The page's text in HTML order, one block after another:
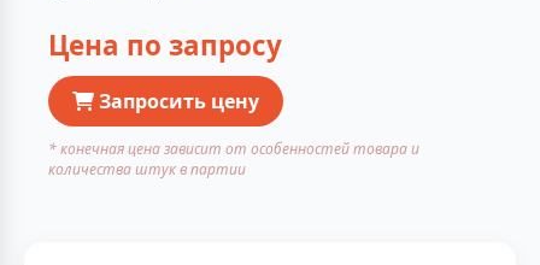
Цена по запросу
Запросить цену
* конечная цена зависит от особенностей товара и
количества штук в партии